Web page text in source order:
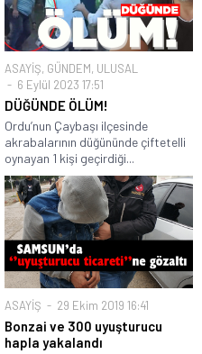
ASAYİŞ, GÜNDEM, ULUSAL
6 Eylül 2023 17:51
DÜĞÜNDE ÖLÜM!
Ordu’nun Çaybaşı ilçesinde
akrabalarının düğününde çiftetelli
oynayan 1 kişi geçirdiği...
ASAYİŞ 29 Ekim 2019 16:41
Bonzai ve 300 uyuşturucu
hapla yakalandı